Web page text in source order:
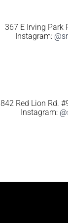
367 E Irving Park
Instagram:
842 Red Lion Rd.
Instagram: